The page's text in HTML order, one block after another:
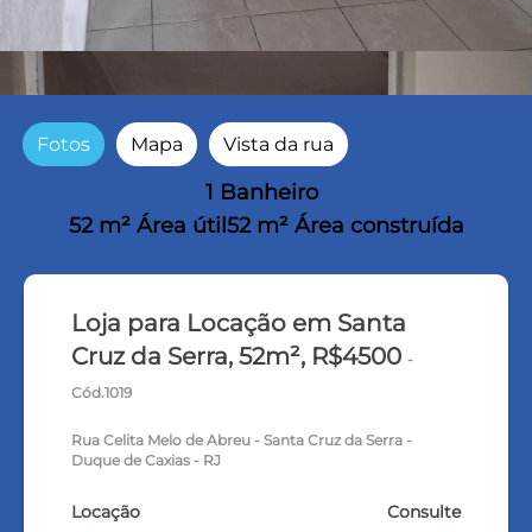
Fotos Mapa Vista da rua
1 Banheiro
52 m² Área útil 52 m² Área construída
Loja para Locação em Santa
Cruz da Serra, 52m², R$4500 -
Cód.1019
Rua Celita Melo de Abreu - Santa Cruz da Serra -
Duque de Caxias - RJ
Locação Consulte